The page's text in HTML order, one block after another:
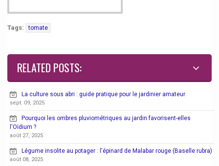
Tags: tomate
RELATED POSTS:
La culture sous abri : guide pratique pour le jardinier amateur
sept. 09, 2025
Pourquoi les ombres pluviométriques au jardin favorisent-elles
l'Oïdium ?
août 27, 2025
Légume insolite au potager : l'épinard de Malabar rouge (Baselle rubra)
août 08, 2025